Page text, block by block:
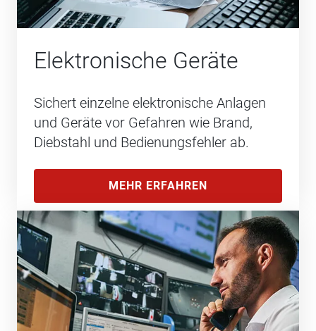
Elektronische Geräte
Sichert einzelne elektronische Anlagen
und Geräte vor Gefahren wie Brand,
Diebstahl und Bedienungsfehler ab.
MEHR ERFAHREN